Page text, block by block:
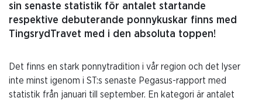
sin senaste statistik för antalet startande
respektive debuterande ponnykuskar finns med
TingsrydTravet med i den absoluta toppen!
Det finns en stark ponnytradition i vår region och det lyser
inte minst igenom i ST:s senaste Pegasus-rapport med
statistik från januari till september. En kategori är antalet